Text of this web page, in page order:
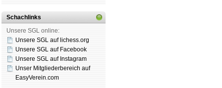
Schachlinks
Unsere SGL online:
Unsere SGL auf li­chess.org
Unsere SGL auf Face­book
Unsere SGL auf Insta­gram
Unser Mitgliederbereich auf
EasyVerein.com